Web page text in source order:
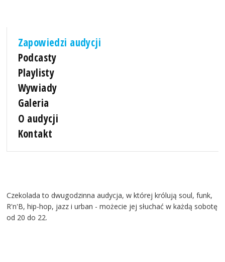
Zapowiedzi audycji
Podcasty
Playlisty
Wywiady
Galeria
O audycji
Kontakt
Czekolada to dwugodzinna audycja, w której królują soul, funk,
R'n'B, hip-hop, jazz i urban - możecie jej słuchać w każdą sobotę
od 20 do 22.